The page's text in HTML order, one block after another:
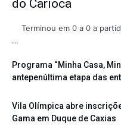
do Carioca
Terminou em 0 a 0 a
…
Programa “Minha Casa,
antepenúltima etapa das
Vila Olímpica abre
Gama em Duque de Caxias